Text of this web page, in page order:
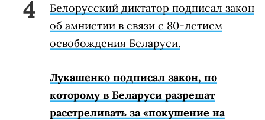
Белорусский диктатор подписал закон
об амнистии в связи с 80-летием
освобождения Беларуси.
Лукашенко подписал закон, по
которому в Беларуси разрешат
расстреливать за «покушение на